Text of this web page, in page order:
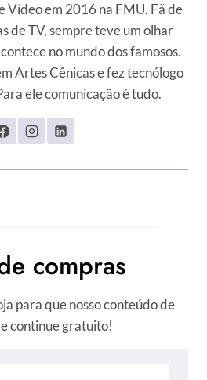
Vídeo em 2016 na FMU. Fã de
de TV, sempre teve um olhar
no mundo dos famosos.
Artes Cênicas e fez tecnólogo
ele comunicação é tudo.
compras
para que nosso conteúdo de
continue gratuito!